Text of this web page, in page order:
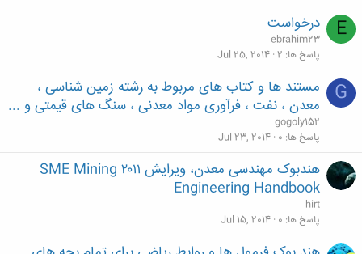
E درخواست
ebrahim23
پاسخ ها 2
Jul 25, 2014
G
مستند ها و کتاب های مربوط به رشته زمین شناسی ،
معدن ، نفت ، فرآوری مواد معدنی ، سنگ های قیمتی و ...
gogoly152
پاسخ ها 0
Jul 23, 2014
هندبوک مهندسی معدن، ویرایش ۲۰۱۱ SME Mining
Engineering Handbook
hirt
پاسخ ها 0
Jul 15, 2014